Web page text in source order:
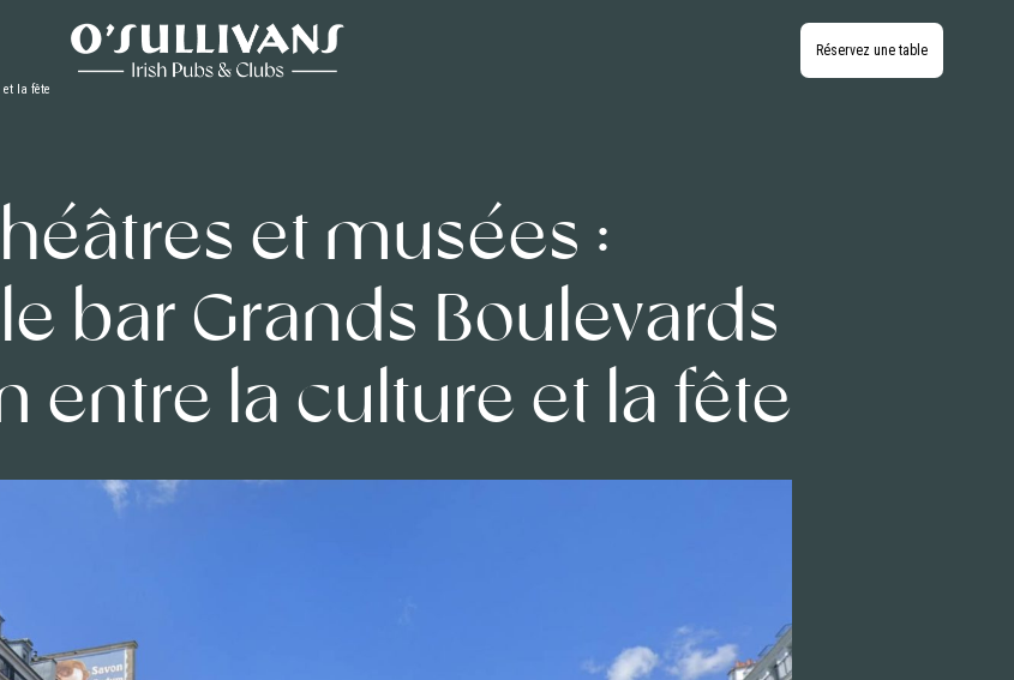
Réservez une table
la fête
et musées :
bar Grands Boulevards
entre la culture et la fête